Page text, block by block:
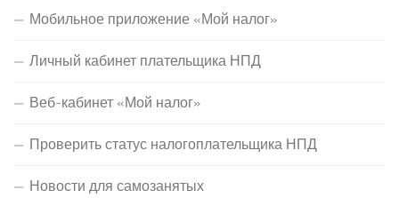
Мобильное приложение «Мой налог»
Личный кабинет плательщика НПД
Веб-кабинет «Мой налог»
Проверить статус налогоплательщика НПД
Новости для самозанятых